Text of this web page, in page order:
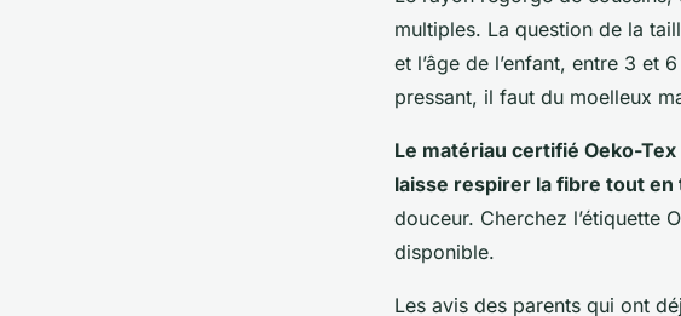
multiples. La question de la
et l’âge de l’enfant, entre 3 et
pressant, il faut du moelleux
Le matériau certifié Oeko-
laisse respirer la fibre tout en
douceur. Cherchez l’étiquette
disponible.
Les avis des parents qui ont